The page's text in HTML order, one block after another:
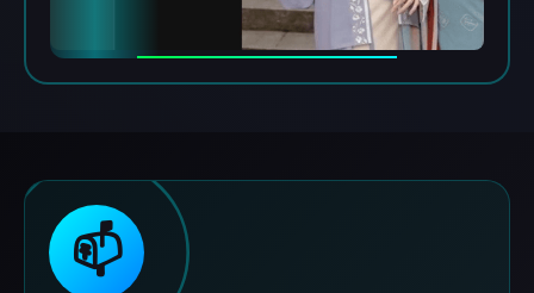
📫